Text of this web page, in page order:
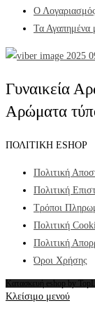
Ο
Τα Αγαπημένα
Γυναικεία
Αρώματα
ΠΟΛΙΤΙΚΗ ESHOP
Πολιτική
Πολιτική
Τρόποι
Πολιτική
Πολιτική
Όροι Χρήσης
Κατασκευή eshop by
Κλείσιμο μενού